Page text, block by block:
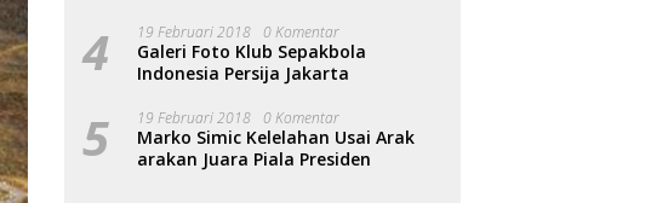
4 19 Februari 2018 0 Komentar
Galeri Foto Klub Sepakbola
Indonesia Persija Jakarta
5 19 Februari 2018 0 Komentar
Marko Simic Kelelahan Usai Arak
arakan Juara Piala Presiden